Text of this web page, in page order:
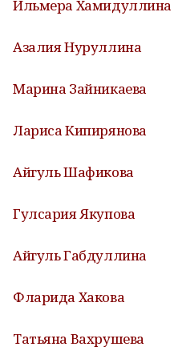
Ильмера Хамидуллина
Азалия Нуруллина
Марина Зайникаева
Лариса Кипирянова
Айгуль Шафикова
Гулсария Якупова
Айгуль Габдуллина
Фларида Хакова
Татьяна Вахрушева